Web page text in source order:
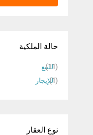
حالة الملكية
للبيع (11)
للإيجار (1)
نوع العقار